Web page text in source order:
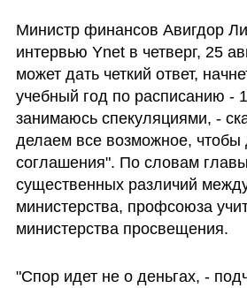
Министр финансов Авигдор
интервью Ynet в четверг, 25
может дать четкий ответ,
учебный год по расписанию -
занимаюсь спекуляциями, -
делаем все возможное, чтобы
соглашения". По словам
существенных различий
министерства, профсоюза
министерства просвещения.
"Спор идет не о деньгах, -